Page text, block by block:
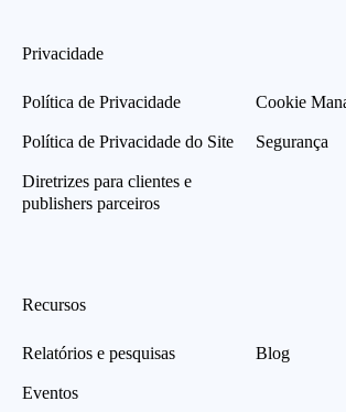
Privacidade
Política de Privacidade
Política de Privacidade do Site
Diretrizes para clientes e
publishers parceiros
Cookie
Segurança
Recursos
Relatórios e pesquisas
Eventos
Blog